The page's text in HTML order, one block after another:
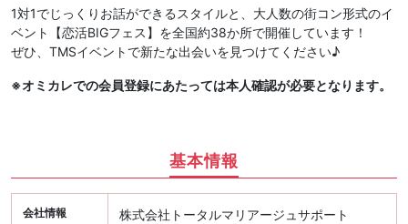
1対1でじっくりお話ができるスタイルと、大人数の街コン形式のイ
ベント【恋活BIGフェス】を全国約38か所で開催しています！
ぜひ、TMSイベントで新たな出会いを見つけてください♪
※オミカレでの会員登録にあたっては本人確認が必要となります。
基本情報
会社情報 株式会社トータルマリアージュサポート